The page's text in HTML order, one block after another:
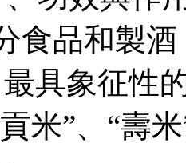
品和製酒
。最具象征
貢米” 、“壽